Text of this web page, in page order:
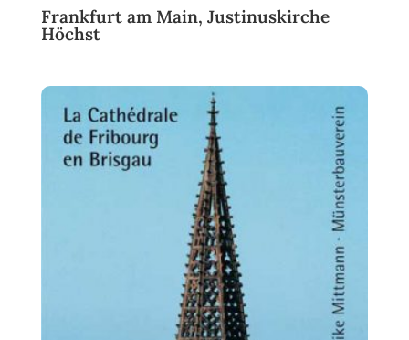
Frankfurt am Main, Justinuskirche
Höchst